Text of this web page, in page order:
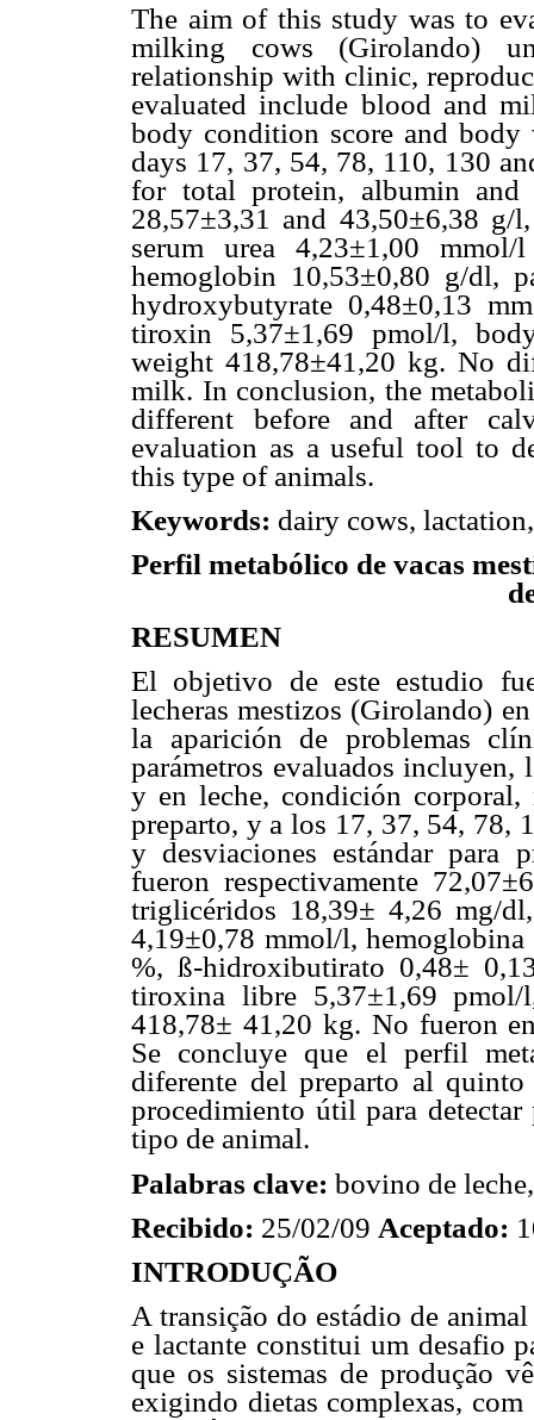
The aim of this study was to
milking cows (Girolando)
relationship with clinic,
evaluated include blood and
body condition score and
days 17, 37, 54, 78, 110, 130
for total protein, albumin and
28,57±3,31 and 43,50±6,38
serum urea 4,23±1,00
hemoglobin 10,53±0,80 g/dl,
hydroxybutyrate 0,48±0,13
tiroxin 5,37±1,69 pmol/l,
weight 418,78±41,20 kg. No
milk. In conclusion, the
different before and after
evaluation as a useful tool to
this type of animals.
Keywords: dairy cows,
Perfil metabólico de vacas
RESUMEN
El objetivo de este estudio
lecheras mestizos (Girolando)
la aparición de problemas
parámetros evaluados incluyen,
y en leche, condición
preparto, y a los 17, 37, 54, 78,
y desviaciones estándar para
fueron respectivamente
triglicéridos 18,39± 4,26 mg/
4,19±0,78 mmol/l,
%, ß-hidroxibutirato 0,48±
tiroxina libre 5,37±1,69
418,78± 41,20 kg. No fueron
Se concluye que el perfil
diferente del preparto al
procedimiento útil para
tipo de animal.
Palabras clave: bovino de
Recibido: 25/02/09 Aceptado:
INTRODUÇÃO
A transição do estádio de
e lactante constitui um desafio
que os sistemas de produção
exigindo dietas complexas,